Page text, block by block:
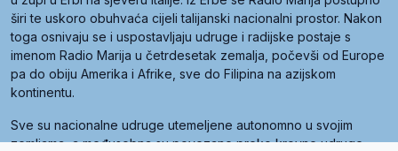
širi te uskoro obuhvaća cijeli talijanski nacionalni prostor. Nakon
toga osnivaju se i uspostavljaju udruge i radijske postaje s
imenom Radio Marija u četrdesetak zemalja, počevši od Europe
pa do obiju Amerika i Afrike, sve do Filipina na azijskom
kontinentu.
Sve su nacionalne udruge utemeljene autonomno u svojim
zemljama, a međusobna su povezane preko krovne udruge